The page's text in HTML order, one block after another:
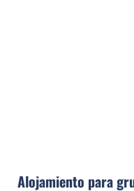
Alojamiento para